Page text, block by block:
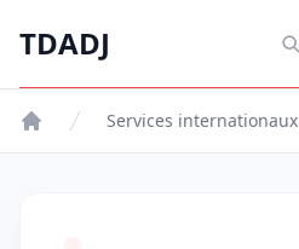
TDADJ
TDADJ
Services internationaux